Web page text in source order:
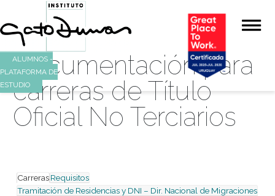
ALUMNOS -
PLATAFORMA DE
ESTUDIO
Documentación
carreras de Título
Oficial No